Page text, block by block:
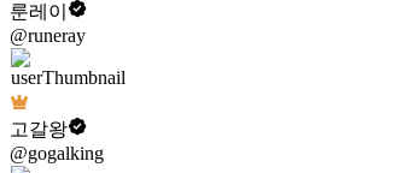
룬레이
@runeray
고갈왕
@gogalking